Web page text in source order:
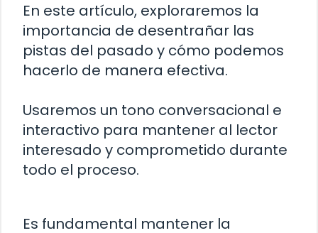
En este artículo, exploraremos la
importancia de desentrañar las
pistas del pasado y cómo podemos
hacerlo de manera efectiva.
Usaremos un tono conversacional e
interactivo para mantener al lector
interesado y comprometido durante
todo el proceso.
Es fundamental mantener la